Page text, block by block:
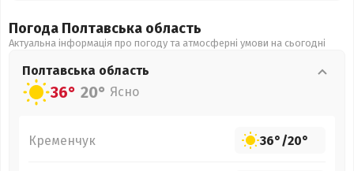
Погода Полтавська область
Актуальна інформація про погоду та атмосферні умови на сьогодні
Полтавська область
36° 20° Ясно
Кременчук 36°/20°